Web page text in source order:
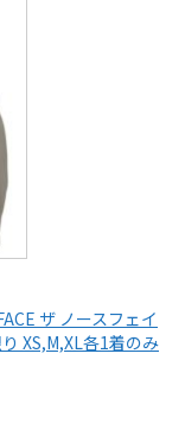
ザ ノースフェイ
XS,M,XL各1着のみ